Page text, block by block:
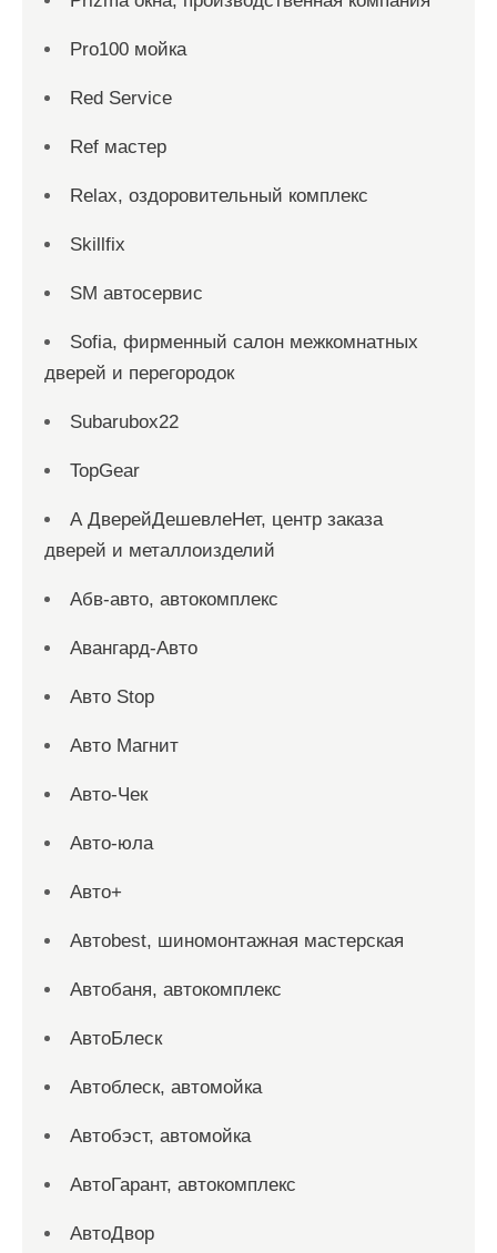
Pro100 мойка
Red Service
Ref мастер
Relax, оздоровительный комплекс
Skillfix
SM автосервис
Sofia, фирменный салон межкомнатных
дверей и перегородок
Subarubox22
TopGear
А ДверейДешевлеНет, центр заказа
дверей и металлоизделий
Абв-авто, автокомплекс
Авангард-Авто
Авто Stop
Авто Магнит
Авто-Чек
Авто-юла
Авто+
Автоbest, шиномонтажная мастерская
Автобаня, автокомплекс
АвтоБлеск
Автоблеск, автомойка
Автобэст, автомойка
АвтоГарант, автокомплекс
АвтоДвор